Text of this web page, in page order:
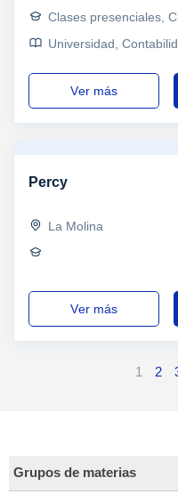
Clases presenciales,
Universidad,
ver más
Percy
La Molina
ver más
1 2
Grupos de materias